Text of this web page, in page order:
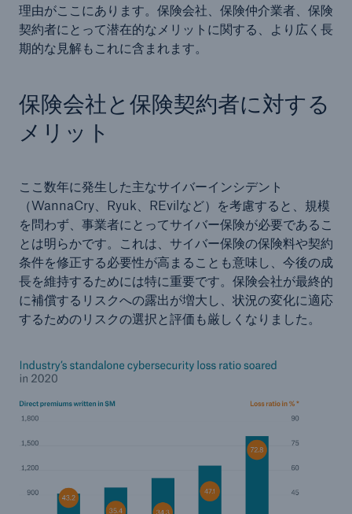
理由がここにあります。保険会社、保険仲介業者、保険
契約者にとって潜在的なメリットに関する、より広く長
期的な見解もこれに含まれます。
保険会社と保険契約者に対する
メリット
ここ数年に発生した主なサイバーインシデント
（WannaCry、Ryuk、REvilなど）を考慮すると、規模
を問わず、事業者にとってサイバー保険が必要であるこ
とは明らかです。これは、サイバー保険の保険料や契約
条件を修正する必要性が高まることも意味し、今後の成
長を維持するためには特に重要です。保険会社が最終的
に補償するリスクへの露出が増大し、状況の変化に適応
するためのリスクの選択と評価も厳しくなりました。